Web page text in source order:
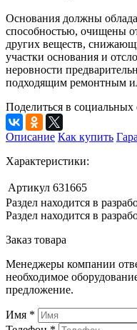
Основания должны
способностью, очищены
других веществ,
участки основания и
неровности
подходящим ремонтным
Поделиться в социальных
Описание Как купить
Характеристики:
Артикул 631665
Раздел находится в
Раздел находится в
Заказ товара
Менеджеры компании
необходимое
предложение.
Имя *